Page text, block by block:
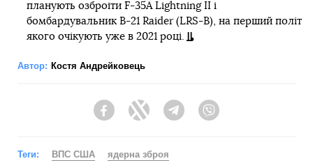
планують озброїти F-35A Lightning II і
бомбардувальник B-21 Raider (LRS-B), на перший політ
якого очікують уже в 2021 році.
Автор: Костя Андрейковець
FacebookTwitter Telegram
Теги: ВПС США ядерна зброя